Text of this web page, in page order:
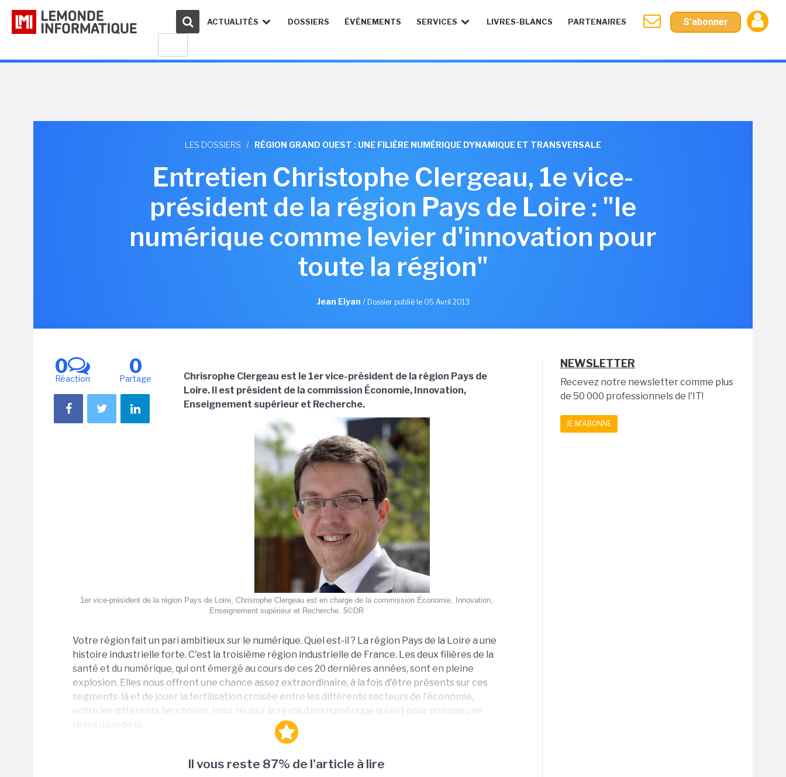
ACTUALITÉS DOSSIERS ÉVÉNEMENTS SERVICES LIVRES-BLANCS PARTENAIRES S'abonner
LES DOSSIERS / RÉGION GRAND OUEST : UNE FILIÈRE NUMÉRIQUE DYNAMIQUE ET TRANSVERSALE
Entretien Christophe Clergeau, 1e vice-
président de la région Pays de Loire : "le
numérique comme levier d'innovation pour
toute la région"
Jean Elyan / Dossier publié le 05 Avril 2013
0
Réaction
0
Partage
Chrisrophe Clergeau est le 1er vice-président de la région Pays de
Loire. Il est président de la commission Économie, Innovation,
Enseignement supérieur et Recherche.
1er vice-président de la région Pays de Loire, Chrisrophe Clergeau est en charge de la commission Économie, Innovation,
Enseignement supérieur et Recherche. 5©DR
Votre région fait un pari ambitieux sur le numérique. Quel est-il ? La région Pays de la Loire a une
histoire industrielle forte. C'est la troisième région industrielle de France. Les deux filières de la
santé et du numérique, qui ont émergé au cours de ces 20 dernières années, sont en pleine
explosion. Elles nous offrent une chance assez extraordinaire, à la fois d'être présents sur ces
segments-là et de jouer la fertilisation croisée entre les différents secteurs de l'économie,
entre les différents territoires, pour réussir la révolution numérique qui est pour non pas une
Il vous reste 87% de l'article à lire
NEWSLETTER
Recevez notre newsletter comme plus
de 50 000 professionnels de l'IT!
JE M'ABONNE